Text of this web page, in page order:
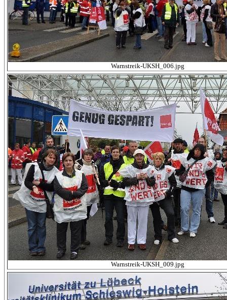
Warnstreik-UKSH_006.jpg
Warnstreik-UKSH_009.jpg